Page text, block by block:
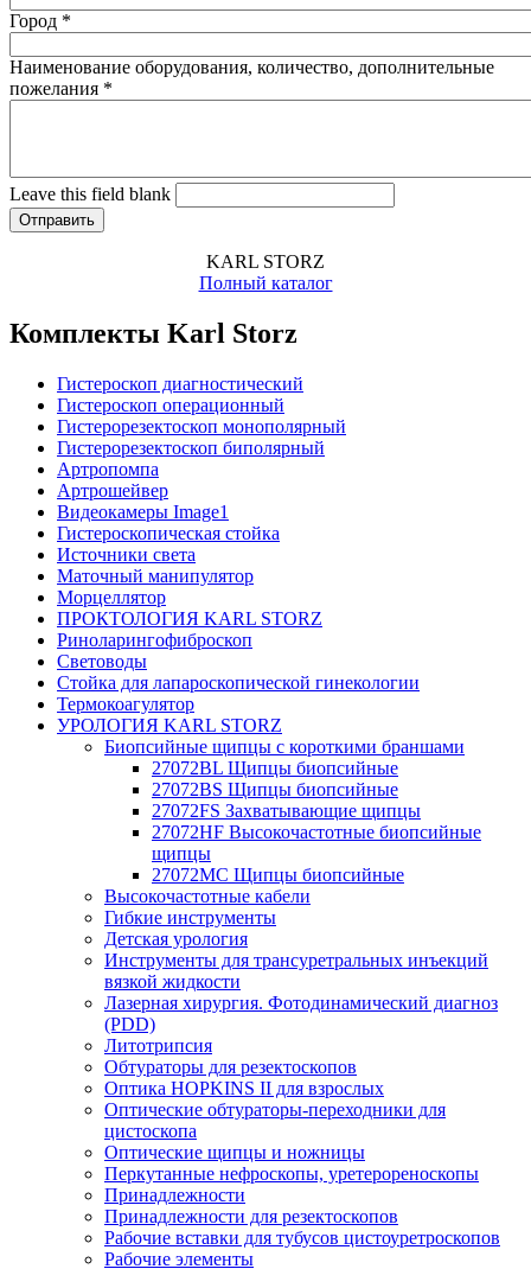
Город *
Наименование оборудования, количество, дополнительные
пожелания *
Leave this field blank
KARL STORZ
Полный каталог
Комплекты Karl Storz
Гистероскоп диагностический
Гистероскоп операционный
Гистерорезектоскоп монополярный
Гистерорезектоскоп биполярный
Артропомпа
Артрошейвер
Видеокамеры Image1
Гистероскопическая стойка
Источники света
Маточный манипулятор
Морцеллятор
ПРОКТОЛОГИЯ KARL STORZ
Риноларингофиброскоп
Световоды
Стойка для лапароскопической гинекологии
Термокоагулятор
УРОЛОГИЯ KARL STORZ
Биопсийные щипцы с короткими браншами
27072BL Щипцы биопсийные
27072BS Щипцы биопсийные
27072FS Захватывающие щипцы
27072HF Высокочастотные биопсийные
щипцы
27072MC Щипцы биопсийные
Высокочастотные кабели
Гибкие инструменты
Детская урология
Инструменты для трансуретральных инъекций
вязкой жидкости
Лазерная хирургия. Фотодинамический диагноз
(PDD)
Литотрипсия
Обтураторы для резектоскопов
Оптика HOPKINS II для взрослых
Оптические обтураторы-переходники для
цистоскопа
Оптические щипцы и ножницы
Перкутанные нефроскопы, уретерореноскопы
Принадлежности
Принадлежности для резектоскопов
Рабочие вставки для тубусов цистоуретроскопов
Рабочие элементы